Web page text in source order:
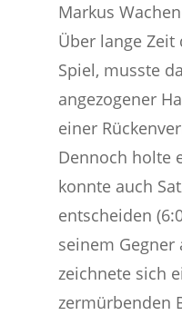
Markus
Über lange
Spiel, musste
angezogener
einer
Dennoch holte
konnte auch
entscheiden
seinem Gegner
zeichnete sich
zermürbenden